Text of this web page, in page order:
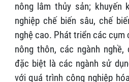
nông lâm thủy sản; khuyến
nghiệp chế biến sâu, chế
nghệ cao. Phát triển các cụm
nông thôn, các ngành nghề,
đặc biệt là các ngành sử
với quá trình công nghiệp